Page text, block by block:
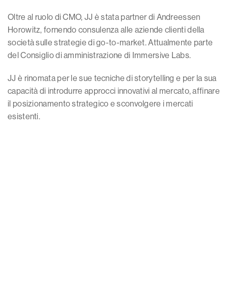
Oltre al ruolo di CMO, JJ è stata partner di Andreessen
Horowitz, fornendo consulenza alle aziende clienti della
società sulle strategie di go-to-market. Attualmente parte
del Consiglio di amministrazione di Immersive Labs.
JJ è rinomata per le sue tecniche di storytelling e per la sua
capacità di introdurre approcci innovativi al mercato, affinare
il posizionamento strategico e sconvolgere i mercati
esistenti.